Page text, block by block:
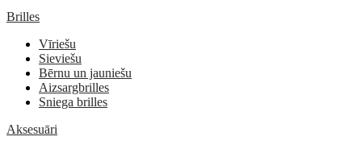
Brilles
Vīriešu
Sieviešu
Bērnu un jauniešu
Aizsargbrilles
Sniega brilles
Aksesuāri